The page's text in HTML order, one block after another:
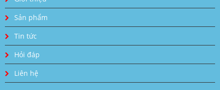
Sản phẩm
Tin tức
Hỏi đáp
Liên hệ